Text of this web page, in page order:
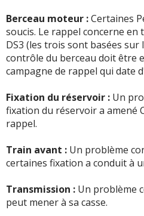
-Durite gaz oil. coupelle
-Roulement boîte de vitesse
Eau infiltration au niveau de
de liquide de nettoyage pare
-- Electrovanne de turbo à
panne depuis quelques jours,
pour passer la pièce en
>>
-Rotule de direction. -
Seulement ces deux panne en
Berceau moteur :Certaines
soucis. Le rappel concerne en
DS3 (les trois sont basées sur
contrôle du berceau doit être
campagne de rappel qui date
Fixation du réservoir : Un
fixation du réservoir a amené
rappel.
Train avant : Un problème
certaines fixation a conduit à
Transmission : Un problème
peut mener à sa casse.